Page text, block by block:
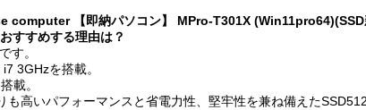
computer 【即納パソコン】 MPro-T301X
すすめする理由は？
す。
3GHzを搭載。
載。
も高いパフォーマンスと省電力性、堅牢性を兼ね備えた